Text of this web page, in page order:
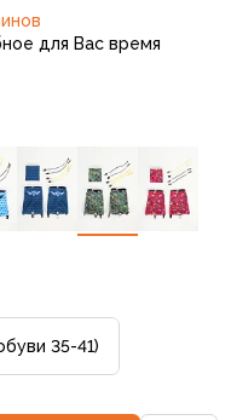
для Вас время
35-41)